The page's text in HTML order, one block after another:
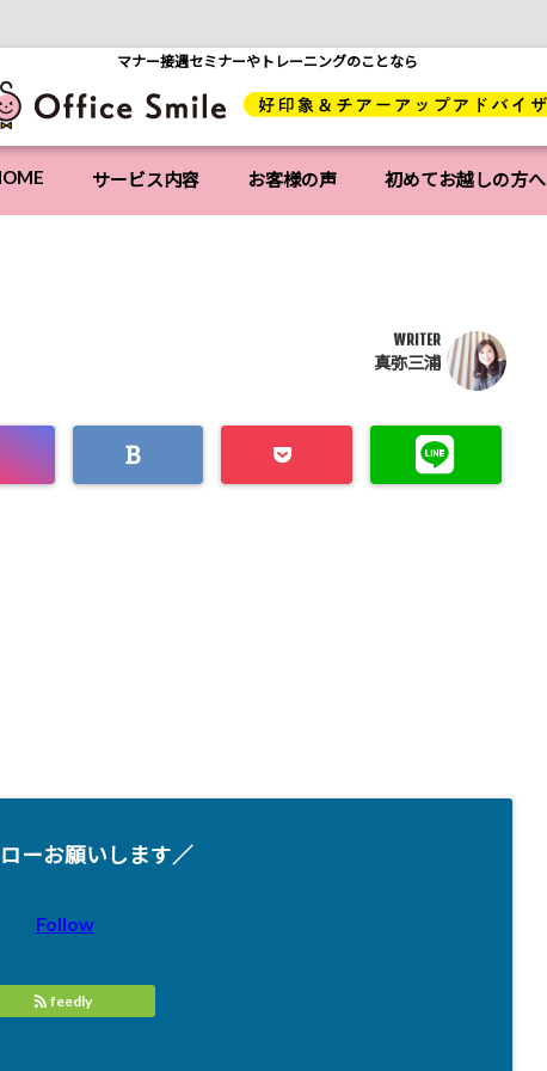
マナー接遇セミナーやトレーニングのことなら
サービス内容 お客様の声 初めてお越しの方へ
WRITER
真弥三浦
ーお願いします／
Follow
feedly